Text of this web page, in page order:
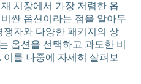
시장에서 가장 저렴한 옵
싼 옵션이라는 점을 알아두
쟁자와 다양한 패키지의 상
옵션을 선택하고 과도한 비
를 나중에 자세히 살펴보